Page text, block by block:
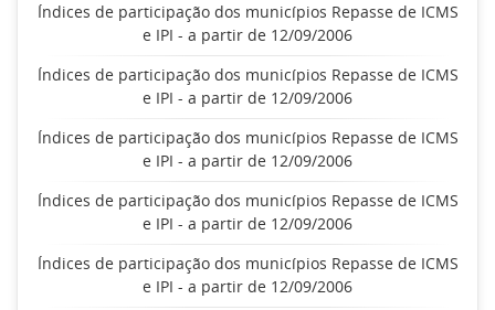
Índices de participação dos municípios Repasse de ICMS
e IPI - a partir de 12/09/2006
Índices de participação dos municípios Repasse de ICMS
e IPI - a partir de 12/09/2006
Índices de participação dos municípios Repasse de ICMS
e IPI - a partir de 12/09/2006
Índices de participação dos municípios Repasse de ICMS
e IPI - a partir de 12/09/2006
Índices de participação dos municípios Repasse de ICMS
e IPI - a partir de 12/09/2006